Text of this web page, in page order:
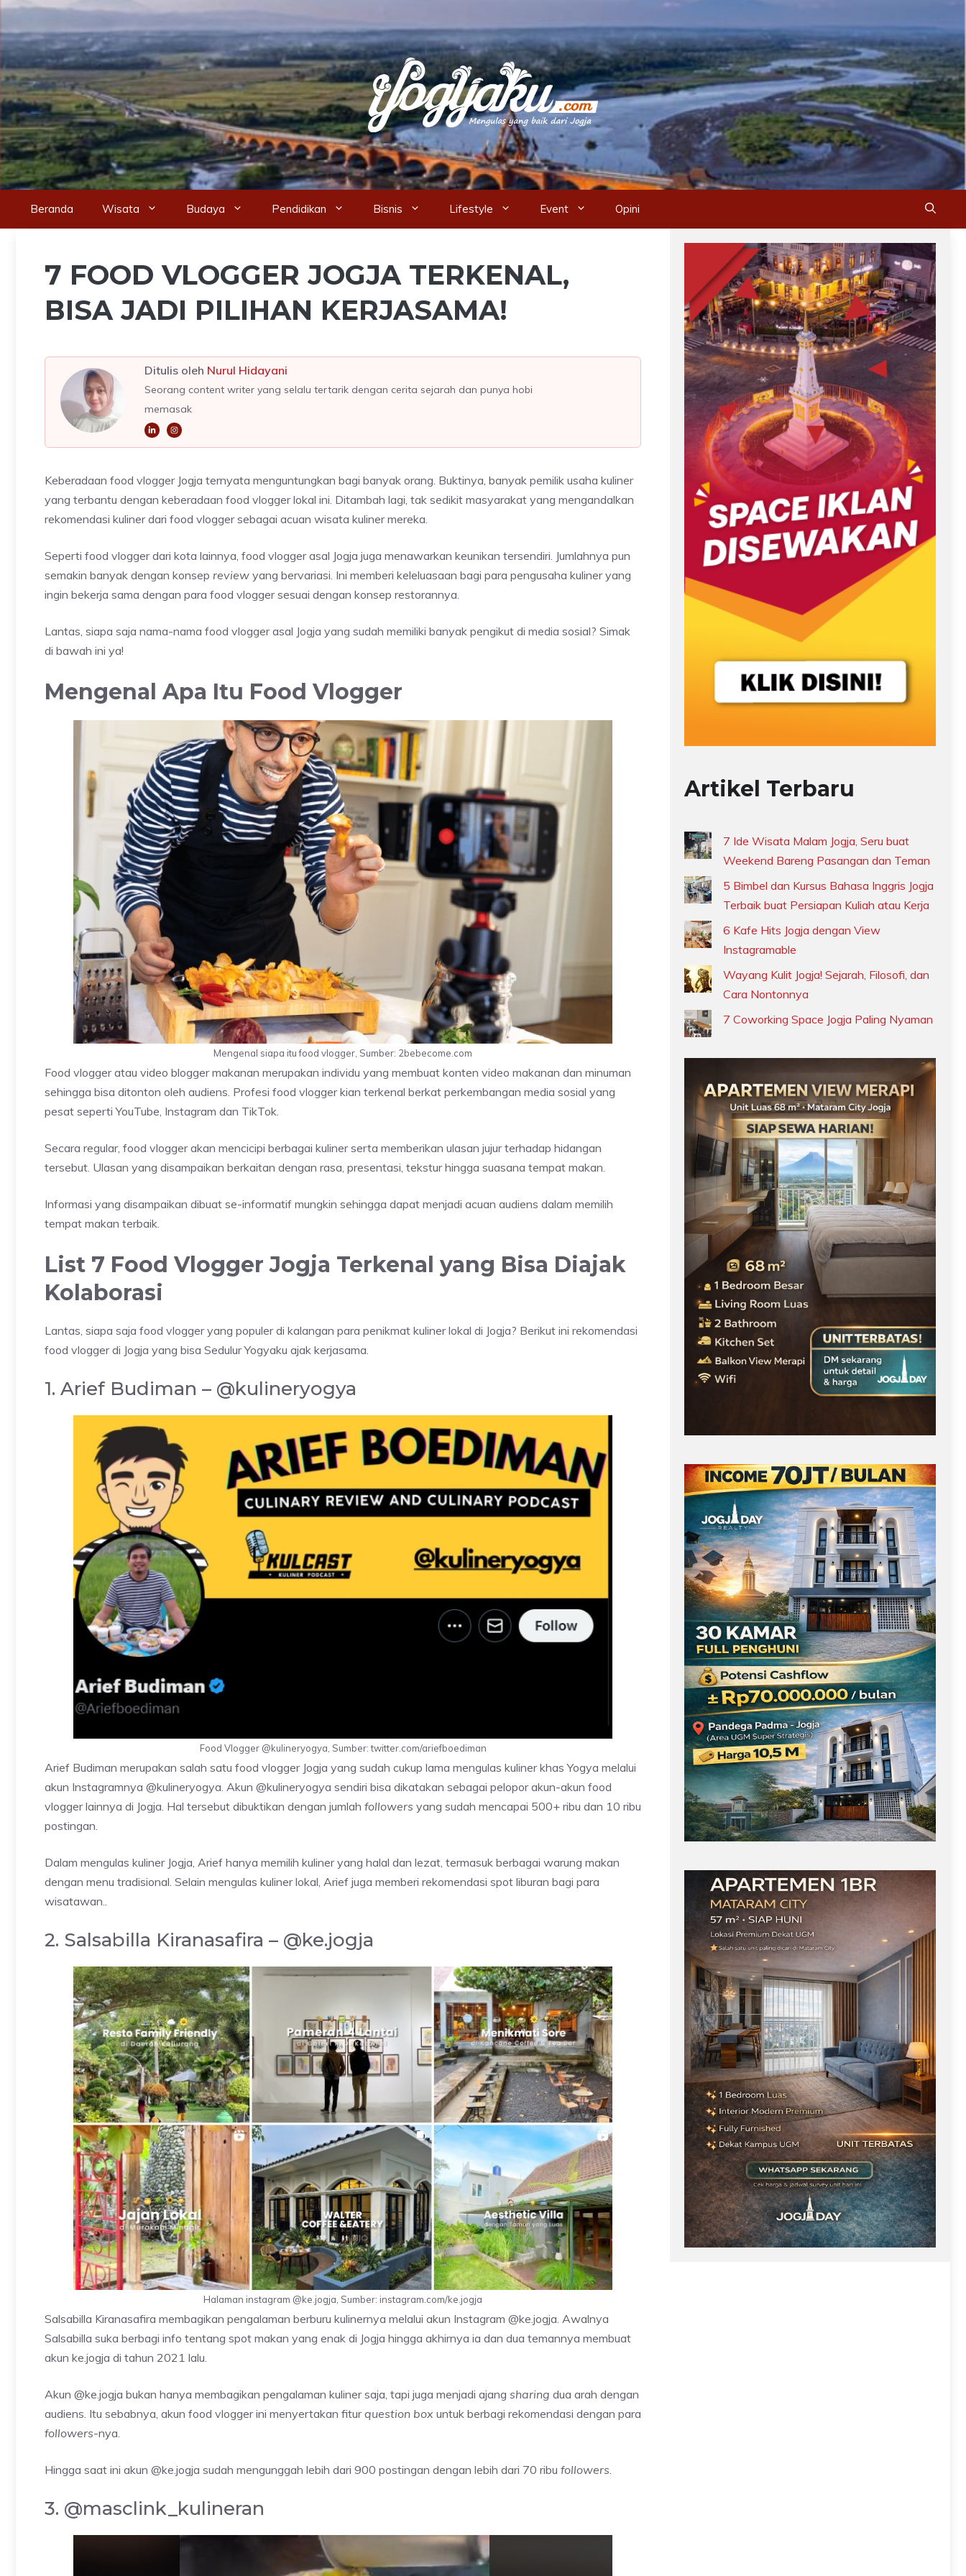
Skip
content
Beranda Wisata Budaya Pendidikan Bisnis Lifestyle Event Opini
7 FOOD VLOGGER JOGJA TERKENAL,
BISA JADI PILIHAN KERJASAMA!
Ditulis oleh Nurul Hidayani
Seorang content writer yang selalu tertarik dengan cerita sejarah dan punya hobi
memasak
Keberadaan food vlogger Jogja ternyata menguntungkan bagi banyak orang. Buktinya, banyak pemilik usaha kuliner
yang terbantu dengan keberadaan food vlogger lokal ini. Ditambah lagi, tak sedikit masyarakat yang mengandalkan
rekomendasi kuliner dari food vlogger sebagai acuan wisata kuliner mereka.
Seperti food vlogger dari kota lainnya, food vlogger asal Jogja juga menawarkan keunikan tersendiri. Jumlahnya pun
semakin banyak dengan konsep review yang bervariasi. Ini memberi keleluasaan bagi para pengusaha kuliner yang
ingin bekerja sama dengan para food vlogger sesuai dengan konsep restorannya.
Lantas, siapa saja nama-nama food vlogger asal Jogja yang sudah memiliki banyak pengikut di media sosial? Simak
di bawah ini ya!
Mengenal Apa Itu Food Vlogger
Mengenal siapa itu food vlogger, Sumber: 2bebecome.com
Food vlogger atau video blogger makanan merupakan individu yang membuat konten video makanan dan minuman
sehingga bisa ditonton oleh audiens. Profesi food vlogger kian terkenal berkat perkembangan media sosial yang
pesat seperti YouTube, Instagram dan TikTok.
Secara regular, food vlogger akan mencicipi berbagai kuliner serta memberikan ulasan jujur terhadap hidangan
tersebut. Ulasan yang disampaikan berkaitan dengan rasa, presentasi, tekstur hingga suasana tempat makan.
Informasi yang disampaikan dibuat se-informatif mungkin sehingga dapat menjadi acuan audiens dalam memilih
tempat makan terbaik.
List 7 Food Vlogger Jogja Terkenal yang Bisa Diajak
Kolaborasi
Lantas, siapa saja food vlogger yang populer di kalangan para penikmat kuliner lokal di Jogja? Berikut ini rekomendasi
food vlogger di Jogja yang bisa Sedulur Yogyaku ajak kerjasama.
1. Arief Budiman – @kulineryogya
Food Vlogger @kulineryogya, Sumber: twitter.com/ariefboediman
Arief Budiman merupakan salah satu food vlogger Jogja yang sudah cukup lama mengulas kuliner khas Yogya melalui
akun Instagramnya @kulineryogya. Akun @kulineryogya sendiri bisa dikatakan sebagai pelopor akun-akun food
vlogger lainnya di Jogja. Hal tersebut dibuktikan dengan jumlah followers yang sudah mencapai 500+ ribu dan 10 ribu
postingan.
Dalam mengulas kuliner Jogja, Arief hanya memilih kuliner yang halal dan lezat, termasuk berbagai warung makan
dengan menu tradisional. Selain mengulas kuliner lokal, Arief juga memberi rekomendasi spot liburan bagi para
wisatawan..
2. Salsabilla Kiranasafira – @ke.jogja
Halaman instagram @ke.jogja, Sumber: instagram.com/ke.jogja
Salsabilla Kiranasafira membagikan pengalaman berburu kulinernya melalui akun Instagram @ke.jogja. Awalnya
Salsabilla suka berbagi info tentang spot makan yang enak di Jogja hingga akhirnya ia dan dua temannya membuat
akun ke.jogja di tahun 2021 lalu.
Akun @ke.jogja bukan hanya membagikan pengalaman kuliner saja, tapi juga menjadi ajang sharing dua arah dengan
audiens. Itu sebabnya, akun food vlogger ini menyertakan fiturquestion box untuk berbagi rekomendasi dengan para
followers-nya.
Hingga saat ini akun @ke.jogja sudah mengunggah lebih dari 900 postingan dengan lebih dari 70 ribu followers
3. @masclink_kulineran
Artikel Terbaru
7 Ide Wisata Malam Jogja, Seru buat
Weekend Bareng Pasangan dan Teman
5 Bimbel dan Kursus Bahasa Inggris Jogja
Terbaik buat Persiapan Kuliah atau Kerja
6 Kafe Hits Jogja dengan View
Instagramable
Wayang Kulit Jogja! Sejarah, Filosofi, dan
Cara Nontonnya
7 Coworking Space Jogja Paling Nyaman